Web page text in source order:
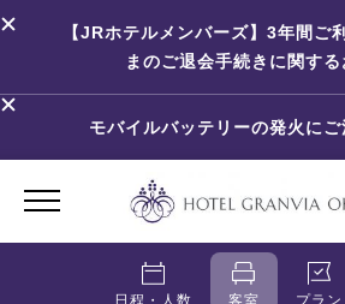
【JRホテルメンバーズ】3年間ご
まのご退会手続きに関す
モバイルバッテリーの発火に
日程・人数 客室 プラン